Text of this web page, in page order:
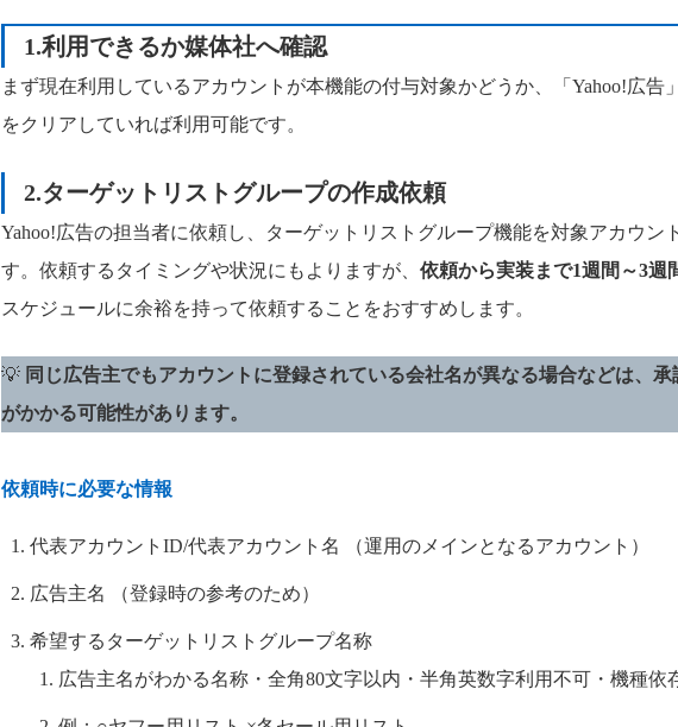
1.利用できるか媒体社へ確認
まず現在利用しているアカウントが本機能の付与対象かどうか、「Yahoo!広告
をクリアしていれば利用可能です。
2.ターゲットリストグループの作成依頼
Yahoo!広告の担当者に依頼し、ターゲットリストグループ機能を対象アカウン
す。依頼するタイミングや状況にもよりますが、 依頼から実装まで1週間～3週
スケジュールに余裕を持って依頼することをおすすめします。
💡 同じ広告主でもアカウントに登録されている会社名が異なる場合などは、
がかかる可能性があります。
依頼時に必要な情報
代表アカウントID/代表アカウント名 （運用のメインとなるアカウント）
広告主名 （登録時の参考のため）
希望するターゲットリストグループ名称
広告主名がわかる名称・全角80文字以内・半角英数字利用不可・機種依